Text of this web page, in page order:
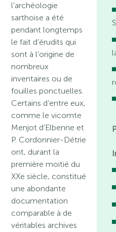
l’archéologie
sarthoise a été
pendant longtemps
le fait d’érudits qui
sont à l’origine de
nombreux
inventaires ou de
fouilles ponctuelles.
Certains d’entre eux,
comme le vicomte
Menjot d’Elbenne et
P. Cordonnier-Détrie
ont, durant la
première moitié du
XXe siècle, constitué
une abondante
documentation
comparable à de
véritables archives